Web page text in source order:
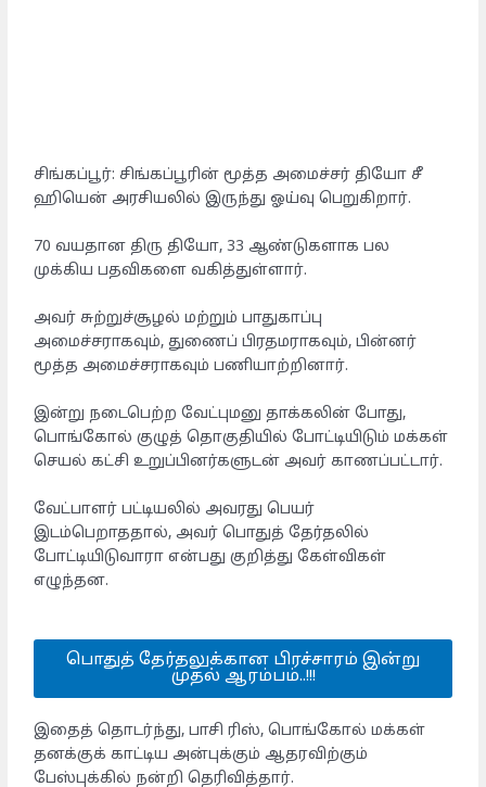
சிங்கப்பூர்: சிங்கப்பூரின் மூத்த அமைச்சர் தியோ சீ
ஹியென் அரசியலில் இருந்து ஓய்வு பெறுகிறார்.
70 வயதான திரு தியோ, 33 ஆண்டுகளாக பல
முக்கிய பதவிகளை வகித்துள்ளார்.
அவர் சுற்றுச்சூழல் மற்றும் பாதுகாப்பு
அமைச்சராகவும், துணைப் பிரதமராகவும், பின்னர்
மூத்த அமைச்சராகவும் பணியாற்றினார்.
இன்று நடைபெற்ற வேட்புமனு தாக்கலின் போது, ​​
பொங்கோல் குழுத் தொகுதியில் போட்டியிடும் மக்கள்
செயல் கட்சி உறுப்பினர்களுடன் அவர் காணப்பட்டார்.
வேட்பாளர் பட்டியலில் அவரது பெயர்
இடம்பெறாததால், அவர் பொதுத் தேர்தலில்
போட்டியிடுவாரா என்பது குறித்து கேள்விகள்
எழுந்தன.
பொதுத் தேர்தலுக்கான பிரச்சாரம் இன்று
முதல் ஆரம்பம்..!!!
இதைத் தொடர்ந்து, பாசி ரிஸ், பொங்கோல் மக்கள்
தனக்குக் காட்டிய அன்புக்கும் ஆதரவிற்கும்
பேஸ்புக்கில் நன்றி தெரிவித்தார்.